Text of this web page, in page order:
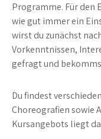
Programme. Für den
wie gut immer ein
wirst du zunächst
Vorkenntnissen,
gefragt und
Du findest
Choreografien sowie
Kursangebots liegt